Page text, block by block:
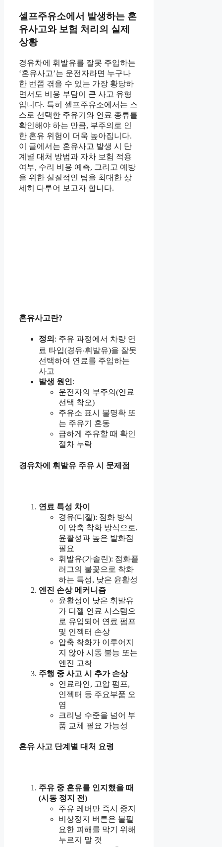
셀프주유소에서 발생하는 혼
유사고와 보험 처리의 실제
상황
경유차에 휘발유를 잘못 주입하는
‘혼유사고’는 운전자라면 누구나
한 번쯤 겪을 수 있는 가장 황당하
면서도 비용 부담이 큰 사고 유형
입니다. 특히 셀프주유소에서는 스
스로 선택한 주유기와 연료 종류를
확인해야 하는 만큼, 부주의로 인
한 혼유 위험이 더욱 높아집니다.
이 글에서는 혼유사고 발생 시 단
계별 대처 방법과 자차 보험 적용
여부, 수리 비용 예측, 그리고 예방
을 위한 실질적인 팁을 최대한 상
세히 다루어 보고자 합니다.
혼유사고란?
정의 : 주유 과정에서 차량 연
료 타입(경유‧휘발유)을 잘못
선택하여 연료를 주입하는
사고
발생 원인:
운전자의 부주의(연료
선택 착오)
주유소 표시 불명확 또
는 주유기 혼동
급하게 주유할 때 확인
절차 누락
경유차에 휘발유 주유 시 문제점
연료 특성 차이
경유(디젤): 점화 방식
이 압축 착화 방식으로,
윤활성과 높은 발화점
필요
휘발유(가솔린): 점화플
러그의 불꽃으로 착화
하는 특성, 낮은 윤활성
엔진 손상 메커니즘
윤활성이 낮은 휘발유
가 디젤 연료 시스템으
로 유입되어 연료 펌프
및 인젝터 손상
압축 착화가 이루어지
지 않아 시동 불능 또는
엔진 고착
주행 중 사고 시 추가 손상
연료라인, 고압 펌프,
인젝터 등 주요부품 오
염
크리닝 수준을 넘어 부
품 교체 필요 가능성
혼유 사고 단계별 대처 요령
주유 중 혼유를 인지했을 때
(시동 정지 전)
주유 레버만 즉시 중지
비상정지 버튼은 불필
요한 피해를 막기 위해
누르지 말 것